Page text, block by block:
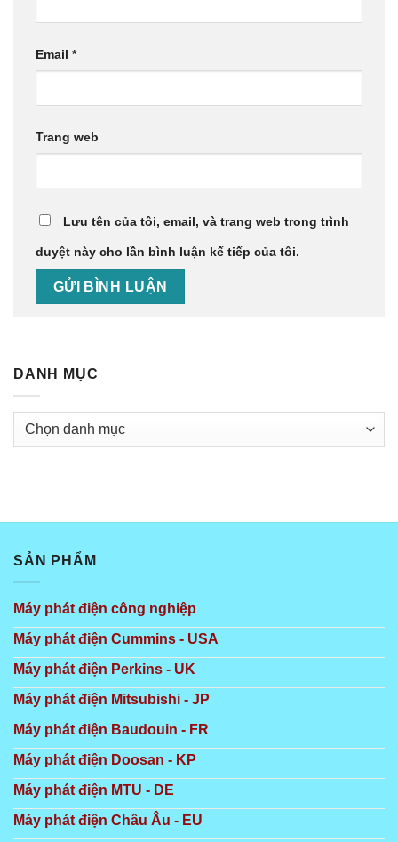
Email *
Trang web
Lưu tên của tôi, email, và trang web trong trình
duyệt này cho lần bình luận kế tiếp của tôi.
DANH MỤC
Danh
SẢN PHẨM
Máy phát điện công nghiệp
Máy phát điện Cummins - USA
Máy phát điện Perkins - UK
Máy phát điện Mitsubishi - JP
Máy phát điện Baudouin - FR
Máy phát điện Doosan - KP
Máy phát điện MTU - DE
Máy phát điện Châu Âu - EU